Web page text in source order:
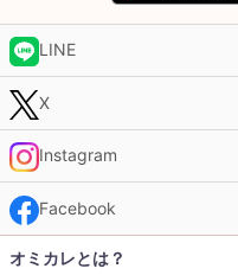
LINE
X
Instagram
Facebook
オミカレとは？